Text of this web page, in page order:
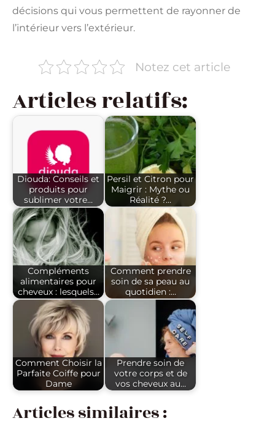
décisions qui vous permettent de rayonner de
l’intérieur vers l’extérieur.
Notez cet article
Articles relatifs:
Diouda: Conseils et
produits pour
sublimer votre…
Persil et Citron pour
Maigrir : Mythe ou
Réalité ?…
Compléments
alimentaires pour
cheveux : lesquels…
Comment prendre
soin de sa peau au
quotidien :…
Comment Choisir la
Parfaite Coiffe pour
Dame
Prendre soin de
votre corps et de
vos cheveux au…
Articles similaires :